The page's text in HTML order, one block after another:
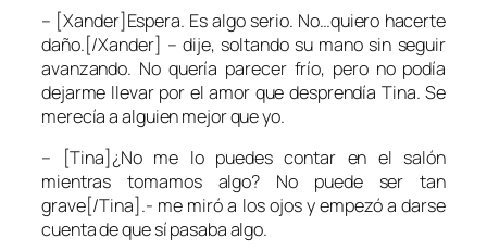
– [Xander]Espera. Es algo serio. No…quiero hacerte
daño.[/Xander] – dije, soltando su mano sin seguir
avanzando. No quería parecer frío, pero no podía
dejarme llevar por el amor que desprendía Tina. Se
merecía a alguien mejor que yo.
– [Tina]¿No me lo puedes contar en el salón
mientras tomamos algo? No puede ser tan
grave[/Tina].- me miró a los ojos y empezó a darse
cuenta de que sí pasaba algo.